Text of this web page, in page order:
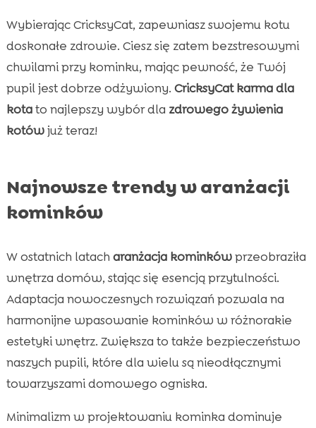
Wybierając CricksyCat, zapewniasz swojemu kotu
doskonałe zdrowie. Ciesz się zatem bezstresowymi
chwilami przy kominku, mając pewność, że Twój
pupil jest dobrze odżywiony. CricksyCat karma dla
kotato najlepszy wybór dla zdrowego żywienia
kotówjuż teraz!
Najnowsze trendy w aranżacji
kominków
W ostatnich latach aranżacja kominkówprzeobraziła
wnętrza domów, stając się esencją przytulności.
Adaptacja nowoczesnych rozwiązań pozwala na
harmonijne wpasowanie kominków w różnorakie
estetyki wnętrz. Zwiększa to także bezpieczeństwo
naszych pupili, które dla wielu są nieodłącznymi
towarzyszami domowego ogniska.
Minimalizm w projektowaniu kominka dominuje